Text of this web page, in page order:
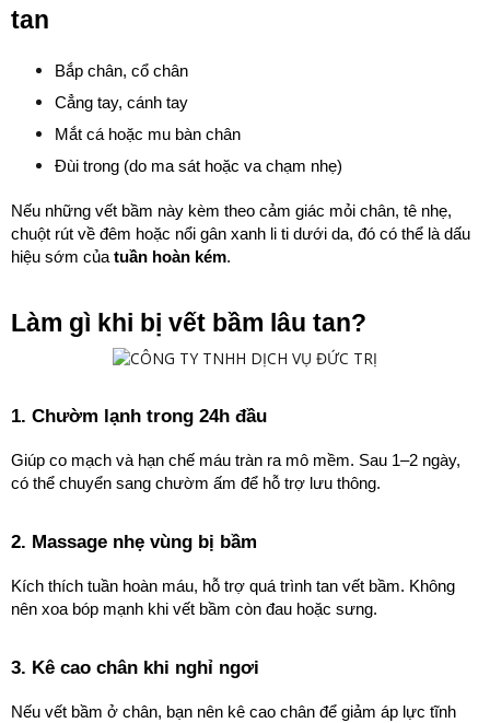
tan
Bắp chân, cổ chân
Cẳng tay, cánh tay
Mắt cá hoặc mu bàn chân
Đùi trong (do ma sát hoặc va chạm nhẹ)
Nếu những vết bầm này kèm theo cảm giác mỏi chân, tê nhẹ,
chuột rút về đêm hoặc nổi gân xanh li ti dưới da, đó có thể là dấu
hiệu sớm của tuần hoàn kém.
Làm gì khi bị vết bầm lâu tan?
1. Chườm lạnh trong 24h đầu
Giúp co mạch và hạn chế máu tràn ra mô mềm. Sau 1–2 ngày,
có thể chuyển sang chườm ấm để hỗ trợ lưu thông.
2. Massage nhẹ vùng bị bầm
Kích thích tuần hoàn máu, hỗ trợ quá trình tan vết bầm. Không
nên xoa bóp mạnh khi vết bầm còn đau hoặc sưng.
3. Kê cao chân khi nghỉ ngơi
Nếu vết bầm ở chân, bạn nên kê cao chân để giảm áp lực tĩnh